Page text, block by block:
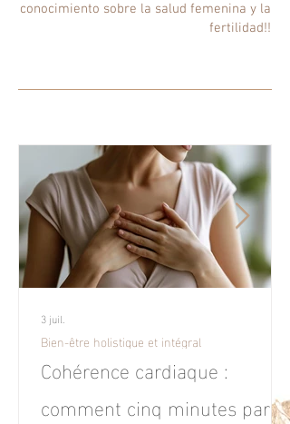
conocimiento sobre la salud femenina y la
fertilidad!!
Cohérence cardiaque :
comment cinq minutes par
Bien-être holistique et intégral
3 juil.